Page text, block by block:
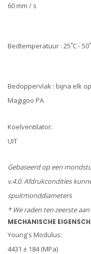
60 mm / s
Bedtemperatuur : 25˚C -
Bedoppervlak : bijna elk
Magigoo PA
Koelventilator:
UIT
Gebaseerd op een
v.4.0. Afdrukcondities
spuitmonddiameters
* We raden ten zeerste
MECHANISCHE
Young's Modulus:
4431 ± 184 (MPa)